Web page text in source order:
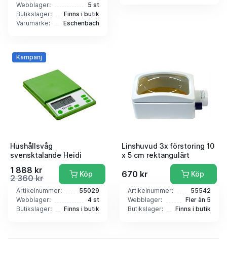
Webblager:
5 st
Butikslager:
Finns i butik
Varumärke:
Eschenbach
Kampanj
Hushållsvåg
svensktalande Heidi
1 888 kr
2 360 kr
Köp
Artikelnummer:
55029
Webblager:
4 st
Butikslager:
Finns i butik
Linshuvud 3x förstoring 10
x 5 cm rektangulärt
670 kr Köp
Artikelnummer:
55542
Webblager:
Fler än 5
Butikslager:
Finns i butik